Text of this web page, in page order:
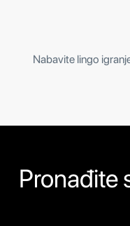
Nabavite lingo
Pronađite